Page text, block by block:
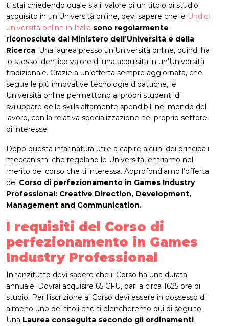
ti stai chiedendo quale sia il valore di un titolo di studio
acquisito in un’Università online, devi sapere che le Undici
università online in Italia sono regolarmente
riconosciute dal Ministero dell’Università e della
Ricerca. Una laurea presso un’Università online, quindi ha
lo stesso identico valore di una acquisita in un’Università
tradizionale. Grazie a un’offerta sempre aggiornata, che
segue le più innovative tecnologie didattiche, le
Università online permettono ai propri studenti di
sviluppare delle skills altamente spendibili nel mondo del
lavoro, con la relativa specializzazione nel proprio settore
di interesse.
Dopo questa infarinatura utile a capire alcuni dei principali
meccanismi che regolano le Università, entriamo nel
merito del corso che ti interessa. Approfondiamo l’offerta
del Corso di perfezionamento in Games Industry
Professional: Creative Direction, Development,
Management and Communication.
I requisiti del Corso di
perfezionamento in Games
Industry Professional
Innanzitutto devi sapere che il Corso ha una durata
annuale. Dovrai acquisire 65 CFU, pari a circa 1625 ore di
studio. Per l’iscrizione al Corso devi essere in possesso di
almeno uno dei titoli che ti elencheremo qui di seguito.
Una Laurea conseguita secondo gli ordinamenti